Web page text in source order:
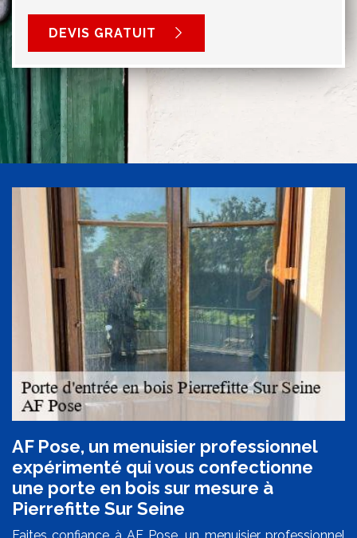
DEVIS GRATUIT
AF Pose, un menuisier professionnel
expérimenté qui vous confectionne
une porte en bois sur mesure à
Pierrefitte Sur Seine